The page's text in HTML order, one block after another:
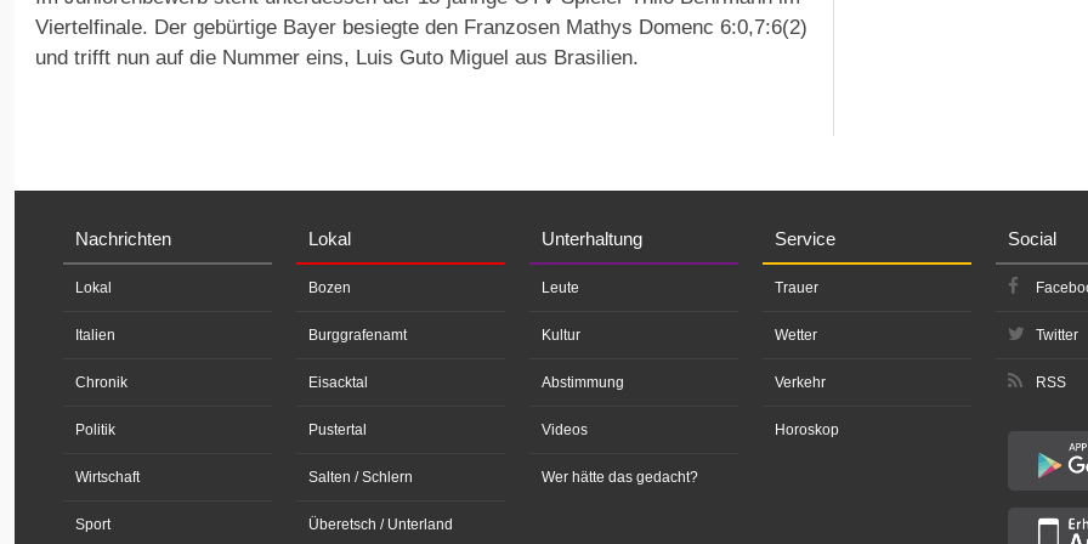
Viertelfinale. Der gebürtige Bayer besiegte den Franzosen Mathys Domenc 6:0,7:6(2)
und trifft nun auf die Nummer eins, Luis Guto Miguel aus Brasilien.
Nachrichten
Lokal
Italien
Chronik
Politik
Wirtschaft
Sport
Lokal
Bozen
Burggrafenamt
Eisacktal
Pustertal
Salten / Schlern
Überetsch / Unterland
Unterhaltung
Leute
Kultur
Abstimmung
Videos
Wer hätte das gedacht?
Service
Trauer
Wetter
Verkehr
Horoskop
Social
Twitter
RSS